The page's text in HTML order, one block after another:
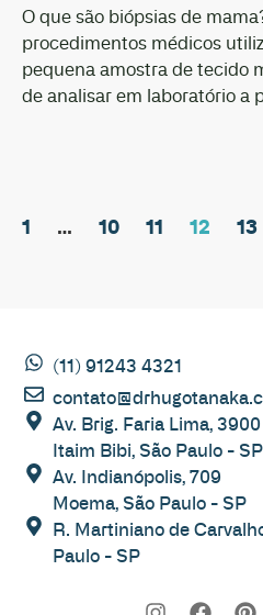
O que são biópsias de
procedimentos médicos
pequena amostra de tecido
de analisar em laboratório a
1 … 10 11 12 13
R. Martiniano de
Paulo - SP
Av. Indianópolis, 709
Moema, São Paulo - SP
Av. Brig. Faria Lima, 3900
Itaim Bibi, São Paulo - SP
(11) 91243 4321